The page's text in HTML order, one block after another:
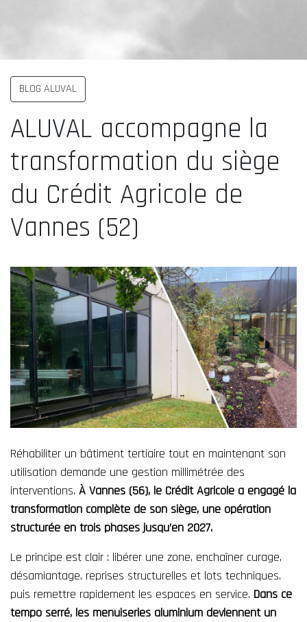
BLOG ALUVAL
ALUVAL accompagne la
transformation du siège
du Crédit Agricole de
Vannes (52)
Réhabiliter un bâtiment tertiaire tout en maintenant son
utilisation demande une gestion millimétrée des
interventions. À Vannes (56), le Crédit Agricole a engagé la
transformation complète de son siège, une opération
structurée en trois phases jusqu’en 2027.
Le principe est clair : libérer une zone, enchaîner curage,
désamiantage, reprises structurelles et lots techniques,
puis remettre rapidement les espaces en service. Dans ce
tempo serré, les menuiseries aluminium deviennent un